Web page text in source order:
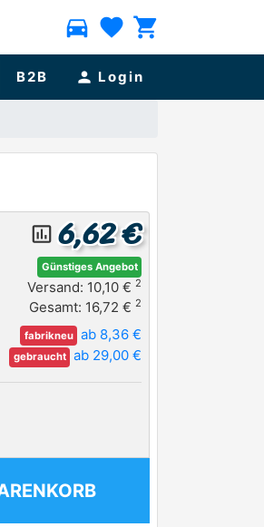
directions_car favorite shopping_cart
B2B person Login
insert_chart_outlined 6,62 €
Günstiges Angebot
Versand: 10,10 € 2
Gesamt: 16,72 € 2
fabrikneu ab 8,36 €
gebraucht ab 29,00 €